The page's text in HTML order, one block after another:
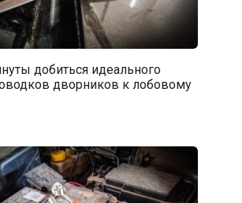
добиться идеального
дворников к лобовому